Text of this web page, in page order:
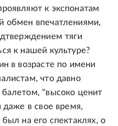
к экспонатам
обмен впечатлениями,
тяги
к нашей культуре?
в возрасте по имени
что давно
"высоко ценит
даже в свое время,
на его спектаклях, о